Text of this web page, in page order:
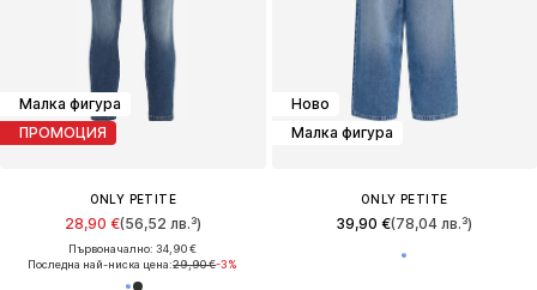
Малка фигура
ПРОМОЦИЯ
ONLY PETITE
28,90 €(56,52 лв.³)
Първоначално: 34,90 €
Последна най-ниска цена:29,90 €-3%
Ново
Малка фигура
ONLY PETITE
39,90 €(78,04 лв.³)